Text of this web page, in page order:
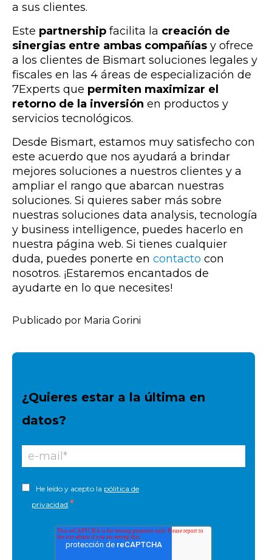
a sus clientes.
Este partnership facilita la creación de
sinergias entre ambas compañías y ofrece
a los clientes de Bismart soluciones legales y
fiscales en las 4 áreas de especialización de
7Experts que permiten maximizar el
retorno de la inversión en productos y
servicios tecnológicos.
Desde Bismart, estamos muy satisfecho con
este acuerdo que nos ayudará a brindar
mejores soluciones a nuestros clientes y a
ampliar el rango que abarcan nuestras
soluciones. Si quieres saber más sobre
nuestras soluciones data analysis, tecnología
y business intelligence, puedes hacerlo en
nuestra página web. Si tienes cualquier
duda, puedes ponerte en contacto con
nosotros. ¡Estaremos encantados de
ayudarte en lo que necesites!
Publicado por Maria Gorini
¿Quieres estar a la última en
datos?
He leído y acepto la pólitica de
privacidad.*